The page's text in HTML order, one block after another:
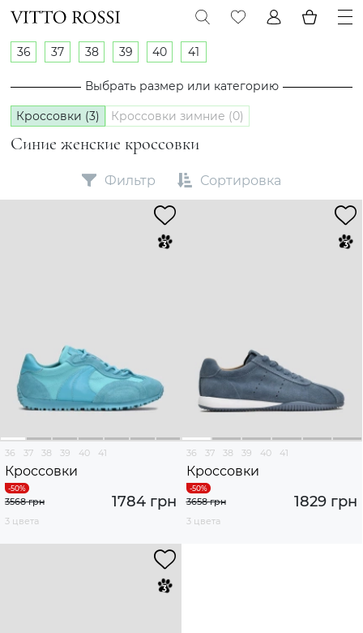
Синие женские кроссовки
36 37 38 39 40 41
Выбрать размер или категорию
Кроссовки (3) Кроссовки зимние (0)
Фильтр Сортировка
36 37 38 39 40 41
Кроссовки
1784 грн
3568 грн
3 цвета
36 37 38 39 40 41
Кроссовки
1829 грн
3658 грн
3 цвета